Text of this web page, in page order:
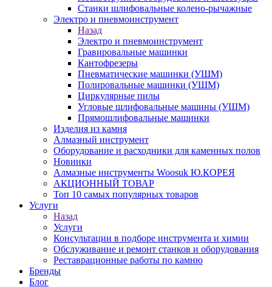
Станки шлифовальные колено-рычажные
Электро и пневмоинструмент
Назад
Электро и пневмоинструмент
Гравировальные машинки
Кантофрезеры
Пневматические машинки (УШМ)
Полировальные машинки (УШМ)
Циркулярные пилы
Угловые шлифовальные машины (УШМ)
Прямошлифовальные машинки
Изделия из камня
Алмазный инструмент
Оборудование и расходники для каменных полов
Новинки
Алмазные инструменты Woosuk Ю.КОРЕЯ
АКЦИОННЫЙ ТОВАР
Топ 10 самых популярных товаров
Услуги
Назад
Услуги
Консультации в подборе инструмента и химии
Обслуживание и ремонт станков и оборудования
Реставрационные работы по камню
Бренды
Блог